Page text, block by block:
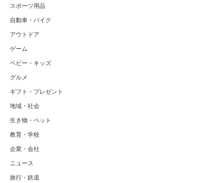
スポーツ用品
自動車・バイク
アウトドア
ゲーム
ベビー・キッズ
グルメ
ギフト・プレゼント
地域・社会
生き物・ペット
教育・学校
企業・会社
ニュース
旅行・鉄道